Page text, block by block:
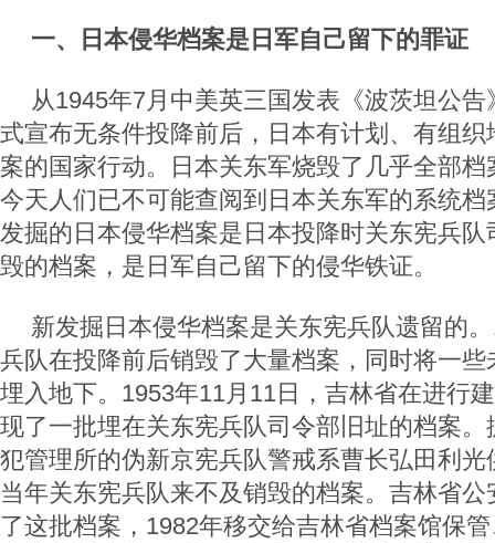
一、日本侵华档案是日军自己留下的罪证
从1945年7月中美英三国发表《波茨坦公
式宣布无条件投降前后，日本有计划、有组
案的国家行动。日本关东军烧毁了几乎全部
今天人们已不可能查阅到日本关东军的系统
发掘的日本侵华档案是日本投降时关东宪兵
毁的档案，是日军自己留下的侵华铁证。
新发掘日本侵华档案是关东宪兵队遗留的
兵队在投降前后销毁了大量档案，同时将一
埋入地下。1953年11月11日，吉林省在进行
现了一批埋在关东宪兵队司令部旧址的档案
犯管理所的伪新京宪兵队警戒系曹长弘田利
当年关东宪兵队来不及销毁的档案。吉林省
了这批档案，1982年移交给吉林省档案馆保